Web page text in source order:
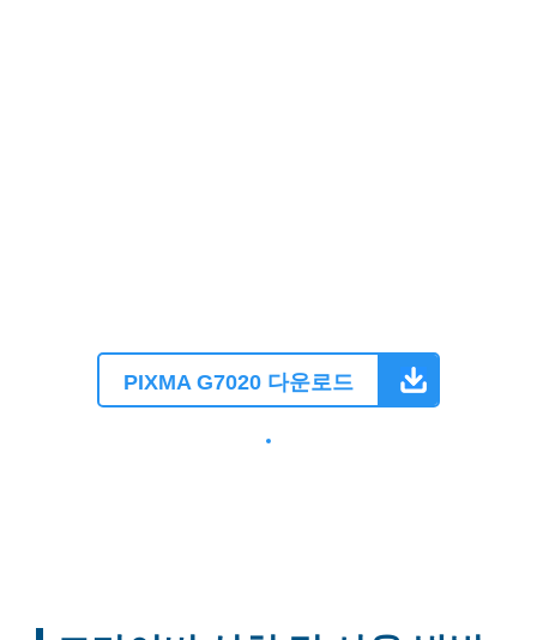
PIXMA G7020 다운로드